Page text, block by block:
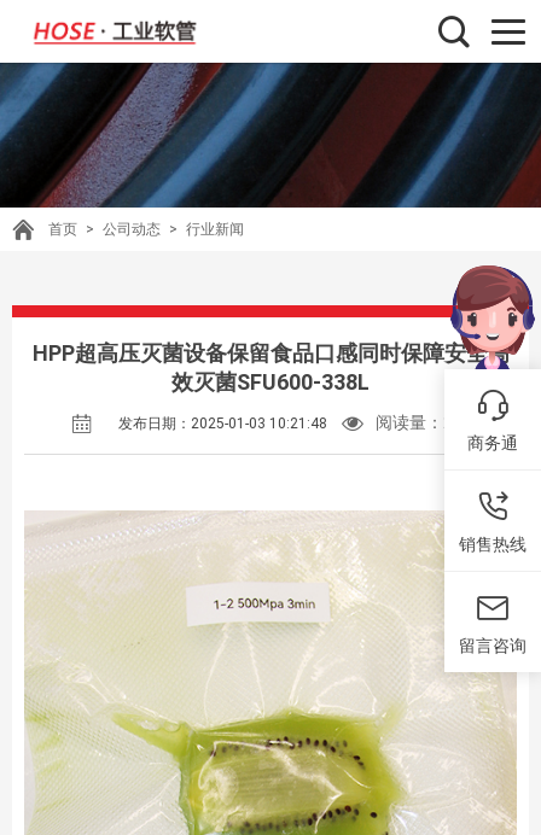
首页 > 公司动态 > 行业新闻
HPP超高压灭菌设备保留食品口感同时保障安全高
效灭菌SFU600-338L
发布日期：2025-01-03 10:21:48 阅读量：
商务通
销售热线
留言咨询